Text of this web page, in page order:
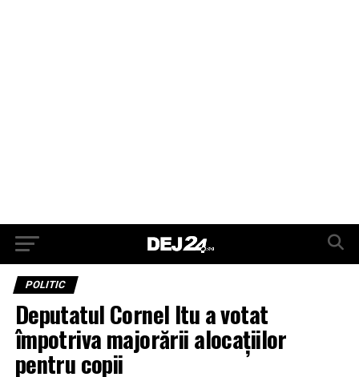
POLITIC
Deputatul Cornel Itu a votat
împotriva majorării alocațiilor
pentru copii